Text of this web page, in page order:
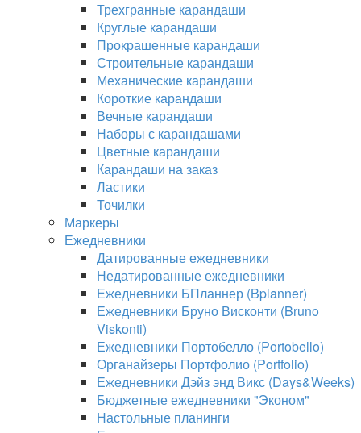
Трехгранные карандаши
Круглые карандаши
Прокрашенные карандаши
Строительные карандаши
Механические карандаши
Короткие карандаши
Вечные карандаши
Наборы с карандашами
Цветные карандаши
Карандаши на заказ
Ластики
Точилки
Маркеры
Ежедневники
Датированные ежедневники
Недатированные ежедневники
Ежедневники БПланнер (Bplanner)
Ежедневники Бруно Висконти (Bruno
Viskonti)
Ежедневники Портобелло (Portobello)
Органайзеры Портфолио (Portfolio)
Ежедневники Дэйз энд Викс (Days&Weeks)
Бюджетные ежедневники "Эконом"
Настольные планинги